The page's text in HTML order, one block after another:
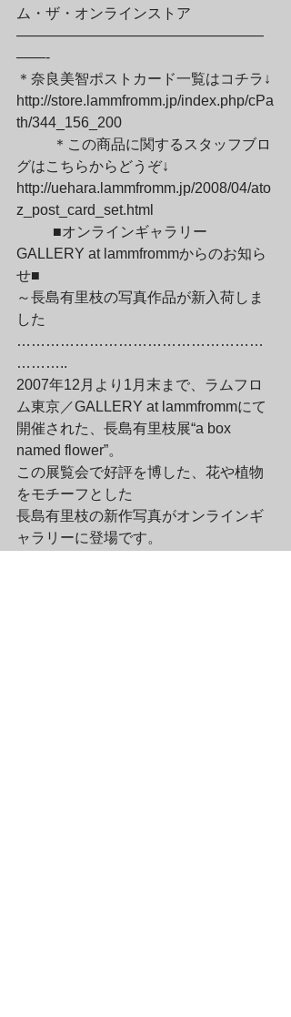
ム・ザ・オンラインストア
—————————————————
——-
＊奈良美智ポストカード一覧はコチラ↓
http://store.lammfromm.jp/index.php/cPa
th/344_156_200
グはこちらからどうぞ↓
http://uehara.lammfromm.jp/2008/04/ato
z_post_card_set.html
GALLERY at lammfrommからのお知ら
せ■
～長島有里枝の写真作品が新入荷しま
した
……………………………………………
………..
2007年12月より1月末まで、ラムフロ
ム東京／GALLERY at lammfrommにて
開催された、長島有里枝展“a box
named flower”。
この展覧会で好評を博した、花や植物
をモチーフとした
長島有里枝の新作写真がオンラインギ
ャラリーに登場です。